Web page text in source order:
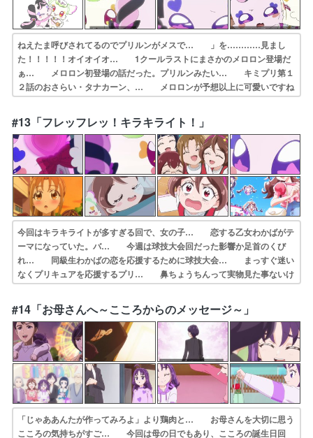
ねえたま呼びされてるのでプリルンがメスで… 」を…………見まし
た！！！！！オイオイオ… 1クールラストにまさかのメロロン登場だ
ぁ… メロロン初登場の話だった。プリルンみたい… キミプリ第１
２話のおさらい・タナカーン、… メロロンが予想以上に可愛いですね
～。ここ… プリルンを追ってやってきたメロロンを探す… 地雷系
害獣メロロン加入。田中面識ないのか… プニルンってメスだったのか
よ……新しい妖… あなたに逢いたくて。OPにはずっと出てい…
#13「フレッフレッ！キラキライト！」
今回はキラキライトが多すぎる回で、女の子… 恋する乙女わかばがテ
ーマになっていた。バ… 今週は球技大会回だった影響か足首のくび
れ… 同級生わかばの恋を応援するために球技大会… まっすぐ迷い
なくプリキュアを応援するプリ… 鼻ちょうちんって実物見た事ないけ
ど表現と… まぁ中学生なんてこれくらい惚れっぽいくら… 一部で
品薄になる程の売れ筋商品、キラキラ… 今回はバレーボール型クラヤ
ミンダーのデザ… 「なんだかかわいくなってる」というより「…
#14「お母さんへ～こころからのメッセージ～」
「じゃああんたが作ってみろよ」より鶏肉と… お母さんを大切に思う
こころの気持ちがすご… 今回は母の日でもあり、こころの誕生日回